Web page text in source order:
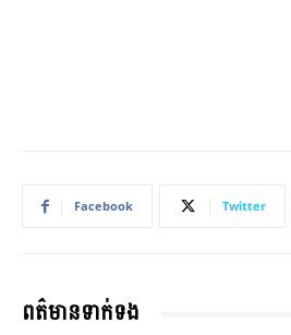
Facebook Twitter
ពត៌មានទាក់ទង